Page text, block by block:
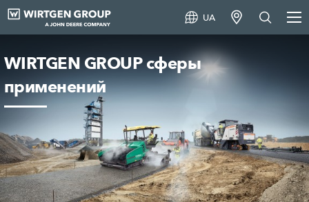
UA
WIRTGEN GROUP сферы
применений